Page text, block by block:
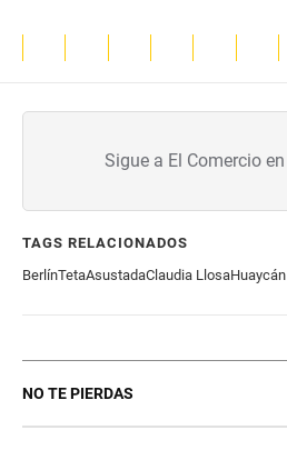
Sigue a El Comercio en
TAGS RELACIONADOS
BerlínTetaAsustadaClaudia LlosaHuaycán
NO TE PIERDAS